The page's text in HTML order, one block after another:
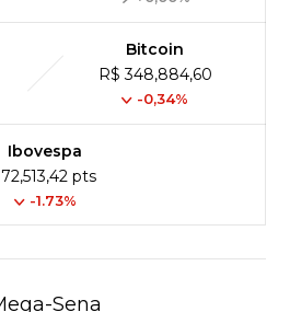
Bitcoin
R$ 348,884,60
-0,34%
Ibovespa
pts
-1.73%
Sena